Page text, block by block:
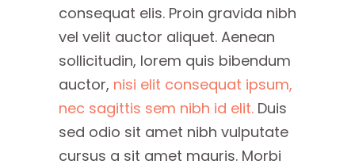
consequat elis. Proin gravida nibh
vel velit auctor aliquet. Aenean
sollicitudin, lorem quis bibendum
auctor, nisi elit consequat ipsum,
nec sagittis sem nibh id elit. Duis
sed odio sit amet nibh vulputate
cursus a sit amet mauris. Morbi